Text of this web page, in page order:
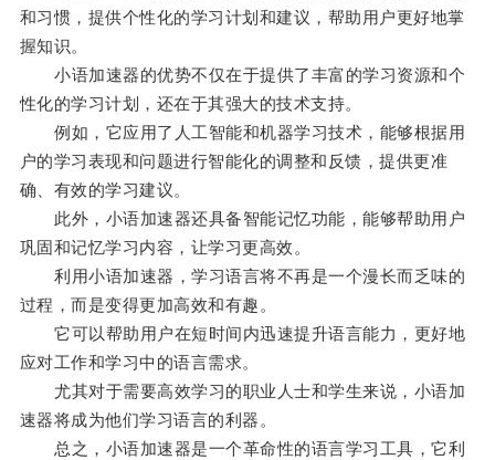
和习惯，提供个性化的学习计划和建议，帮助用户更好地掌
握知识。
小语加速器的优势不仅在于提供了丰富的学习资源和个
性化的学习计划，还在于其强大的技术支持。
例如，它应用了人工智能和机器学习技术，能够根据用
户的学习表现和问题进行智能化的调整和反馈，提供更准
确、有效的学习建议。
此外，小语加速器还具备智能记忆功能，能够帮助用户
巩固和记忆学习内容，让学习更高效。
利用小语加速器，学习语言将不再是一个漫长而乏味的
过程，而是变得更加高效和有趣。
它可以帮助用户在短时间内迅速提升语言能力，更好地
应对工作和学习中的语言需求。
尤其对于需要高效学习的职业人士和学生来说，小语加
速器将成为他们学习语言的利器。
总之，小语加速器是一个革命性的语言学习工具，它利